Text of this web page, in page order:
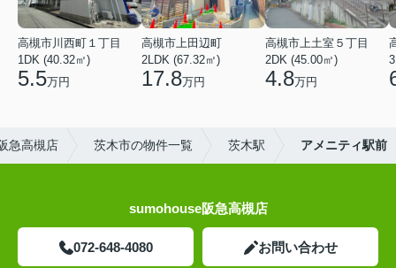
高槻市川西町１丁目
1DK (40.32㎡)
5.5万円
高槻市上田辺町
2LDK (67.32㎡)
17.8万円
高槻市上土室５丁目
2DK (45.00㎡)
4.8万円
急高槻店 茨木市の物件一覧 茨木駅 アメニティ駅前
sumohouse阪急高槻店
072-648-4080 お問い合わせ